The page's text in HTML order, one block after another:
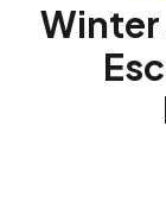
Winter